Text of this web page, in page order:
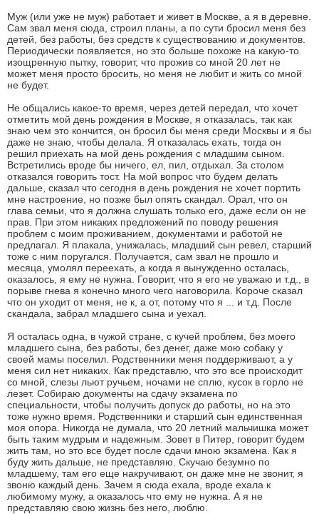
Муж (или уже не муж) работает и живет в Москве, а я в деревне.
Сам звал меня сюда, строил планы, а по сути бросил меня без
детей, без работы, без средств к существованию и документов.
Периодически появляется, но это больше похоже на какую-то
изощренную пытку, говорит, что прожив со мной 20 лет не
может меня просто бросить, но меня не любит и жить со мной
не будет.
Не общались какое-то время, через детей передал, что хочет
отметить мой день рождения в Москве, я отказалась, так как
знаю чем это кончится, он бросил бы меня среди Москвы и я бы
даже не знаю, чтобы делала. Я отказалась ехать, тогда он
решил приехать на мой день рождения с младшим сыном.
Встретились вроде бы ничего, ел, пил, отдыхал. За столом
отказался говорить тост. На мой вопрос что будем делать
дальше, сказал что сегодня в день рождения не хочет портить
мне настроение, но позже был опять скандал. Орал, что он
глава семьи, что я должна слушать только его, даже если он не
прав. При этом никаких предложений по поводу решения
проблем с моим проживанием, документами и работой не
предлагал. Я плакала, унижалась, младший сын ревел, старший
тоже с ним поругался. Получается, сам звал не прошло и
месяца, умолял переехать, а когда я вынужденно осталась,
оказалось, я ему не нужна. Говорит, что я его не уважаю и т.д., в
порыве гнева я конечно много чего наговорила. Короче сказал
что он уходит от меня, не к, а от, потому что я ... и т.д. После
скандала, забрал младшего сына и уехал.
Я осталась одна, в чужой стране, с кучей проблем, без моего
младшего сына, без работы, без денег, даже мою собаку у
своей мамы поселил. Родственники меня поддерживают, а у
меня сил нет никаких. Как представлю, что это все происходит
со мной, слезы льют ручьем, ночами не сплю, кусок в горло не
лезет. Собираю документы на сдачу экзамена по
специальности, чтобы получить допуск до работы, но на это
тоже нужно время. Родственники и старший сын единственная
моя опора. Никогда не думала, что 20 летний мальчишка может
быть таким мудрым и надежным. Зовет в Питер, говорит будем
жить там, но это все будет после сдачи мною экзамена. Как я
буду жить дальше, не представляю. Скучаю безумно по
младшему, там его еще накручивают, он даже мне не звонит, я
звоню каждый день. Зачем я сюда ехала, вроде ехала к
любимому мужу, а оказалось что ему не нужна. А я не
представляю свою жизнь без него, люблю.